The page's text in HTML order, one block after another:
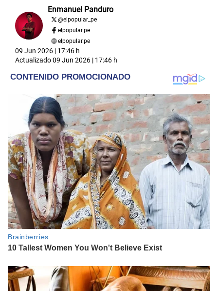
Enmanuel Panduro
@elpopular_pe
elpopular.pe
elpopular.pe
09 Jun 2026 | 17:46 h
Actualizado09 Jun 2026 | 17:46 h